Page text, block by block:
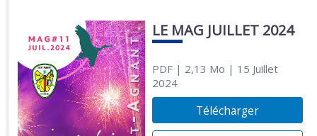
LE MAG JUILLET 2024
PDF| 2,13 Mo | 15 Juillet
2024
Télécharger